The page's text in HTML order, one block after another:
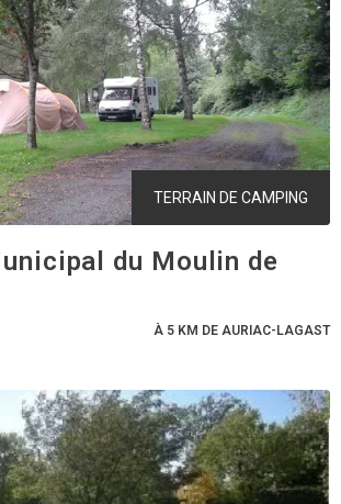
TERRAIN DE CAMPING
du Moulin de
À 5 KM DE AURIAC-LAGAST